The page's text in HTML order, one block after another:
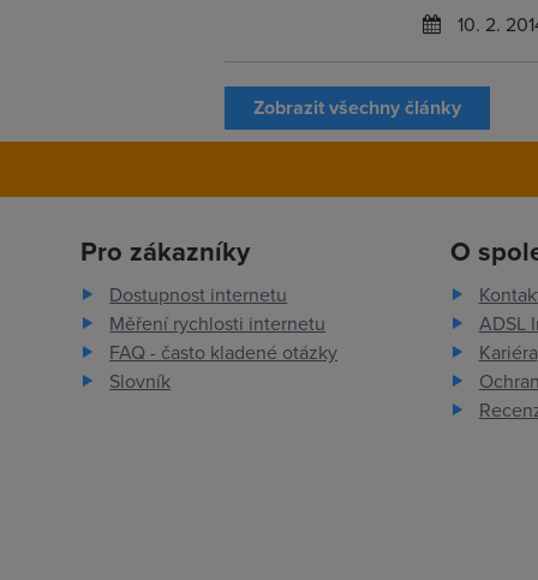
10. 2.
Zobrazit všechny články
Pro zákazníky
Dostupnost internetu
Měření rychlosti internetu
FAQ - často kladené otázky
Slovník
O
ADSL
Kariéra